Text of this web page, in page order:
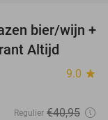
21%
bier/wijn +
Altijd
9.0 star
Regulier €40,95